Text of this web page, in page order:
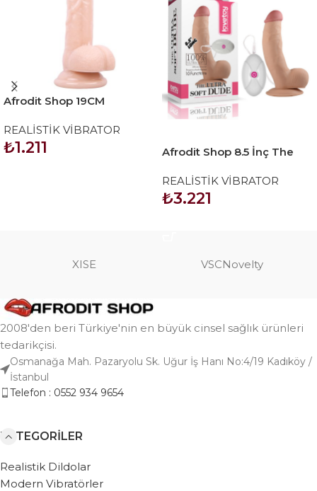
Afrodit Shop 19CM
Penis
REALİSTİK VİBRATOR
₺1.211
Afrodit Shop 8.5 İnç The
Realistik Vibratör
REALİSTİK VİBRATOR
₺3.221
XISE VSCNovelty
2008'den beri Türkiye'nin en büyük cinsel sağlık ürünleri
tedarikçisi.
Osmanağa Mah. Pazaryolu Sk. Uğur İş Hanı No:4/19 Kadıköy /
İstanbul
Telefon : 0552 934 9654
KATEGORILER
Realistik Dildolar
Modern Vibratörler